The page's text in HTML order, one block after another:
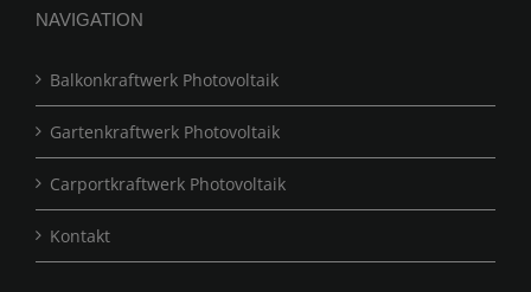
NAVIGATION
Balkonkraftwerk Photovoltaik
Gartenkraftwerk Photovoltaik
Carportkraftwerk Photovoltaik
Kontakt